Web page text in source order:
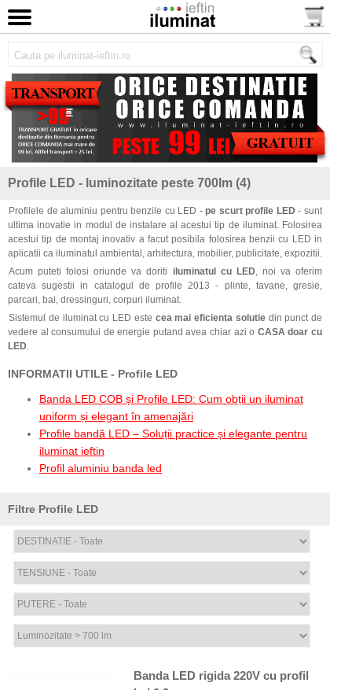
Profile LED - luminozitate peste 700lm (4)
Profilele de aluminiu pentru benzile cu LED -pe scurt profile LED - sunt
ultima inovatie in modul de instalare al acestui tip de iluminat. Folosirea
acestui tip de montaj inovativ a facut posibila folosirea benzii cu LED in
aplicatii ca iluminatul ambiental, arhitectura, mobilier, publicitate, expozitii.
Acum puteti folosi oriunde va doriti
iluminatul cu LED, noi va oferim
cateva sugestii in catalogul de profile 2013 - plinte, tavane, gresie,
parcari, bai, dressinguri, corpuri iluminat.
Sistemul de iluminat cu LED este cea mai eficienta solutiedin punct de
vedere al consumului de energie putand avea chiar azi o CASA doar cu
LED.
INFORMATII UTILE - Profile LED
Banda LED COB și Profile LED: Cum obții un iluminat
uniform și elegant în amenajări
Profile bandă LED – Soluții practice și elegante pentru
iluminat ieftin
Profil aluminiu banda led
Filtre Profile LED
Banda LED rigida 220V cu profil